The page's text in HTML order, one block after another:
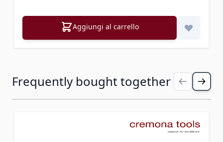
Aggiungi al carrello
Premi per saltare il carosello
Frequently bought together